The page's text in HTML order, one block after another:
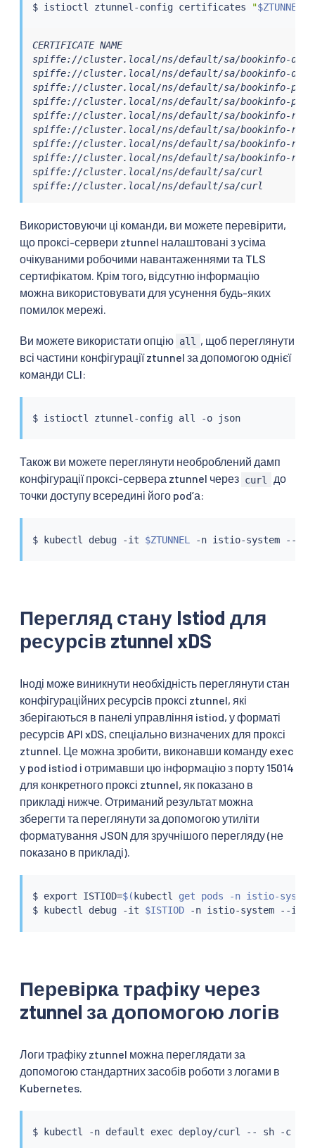
$ istioctl ztunnel-config certificates "$ZTUNNEL
CERTIFICATE NAME
spiffe://cluster.local/ns/default/sa/bookinfo-
spiffe://cluster.local/ns/default/sa/bookinfo-
spiffe://cluster.local/ns/default/sa/bookinfo-
spiffe://cluster.local/ns/default/sa/bookinfo-
spiffe://cluster.local/ns/default/sa/bookinfo-
spiffe://cluster.local/ns/default/sa/bookinfo-
spiffe://cluster.local/ns/default/sa/bookinfo-
spiffe://cluster.local/ns/default/sa/bookinfo-
spiffe://cluster.local/ns/default/sa/curl
spiffe://cluster.local/ns/default/sa/curl
Використовуючи ці команди, ви можете перевірити,
що проксі-сервери ztunnel налаштовані з усіма
очікуваними робочими навантаженнями та TLS
сертифікатом. Крім того, відсутню інформацію
можна використовувати для усунення будь-яких
помилок мережі.
Ви можете використати опцію all
, щоб переглянути
всі частини конфігурації ztunnel за допомогою однієї
команди CLI:
$ istioctl ztunnel-config all -o json
Також ви можете переглянути необроблений дамп
конфігурації проксі-сервера ztunnel через curl
до
точки доступу всередині його podʼа:
$ kubectl debug -it $ZTUNNEL -n istio-system --
Перегляд стану Istiod для
ресурсів ztunnel xDS
Іноді може виникнути необхідність переглянути стан
конфігураційних ресурсів проксі ztunnel, які
зберігаються в панелі управління istiod, у форматі
ресурсів API xDS, спеціально визначених для проксі
ztunnel. Це можна зробити, виконавши команду exec
у pod istiod і отримавши цю інформацію з порту 15014
для конкретного проксі ztunnel, як показано в
прикладі нижче. Отриманий результат можна
зберегти та переглянути за допомогою утиліти
форматування JSON для зручнішого перегляду (не
показано в прикладі).
$ export ISTIOD=$( kubectl get pods -n istio-
$
kubectl debug -it $ISTIOD -n istio-system --
Перевірка трафіку через
ztunnel за допомогою логів
Логи трафіку ztunnel можна переглядати за
допомогою стандартних засобів роботи з логами в
Kubernetes.
$ kubectl -n default exec deploy/curl -- sh -c